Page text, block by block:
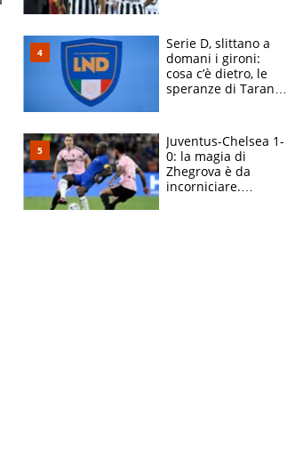
rimane Milinkovic-
Savic
Serie D, slittano a
domani i gironi:
cosa c’è dietro, le
speranze di Taranto
Juventus-Chelsea 1-
0: la magia di
Zhegrova è da
incorniciare.